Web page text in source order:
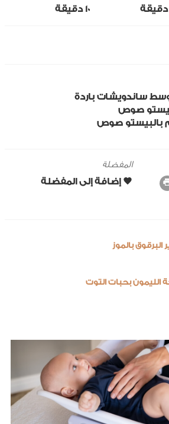
10 ‎دقيقة
ساندويشات باردة
صوص
بالبيستو صوص
المفضلة
بالموز
بحبات التوت